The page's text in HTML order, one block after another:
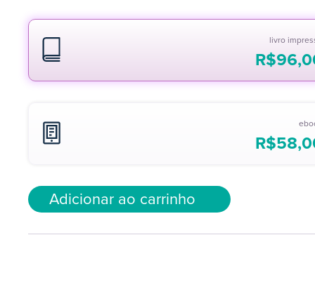
livro
R$
R$
Adicionar ao carrinho